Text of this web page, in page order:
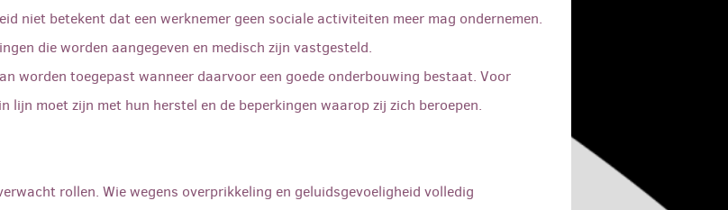
niet betekent dat een werknemer geen sociale activiteiten meer mag ondernemen.
die worden aangegeven en medisch zijn vastgesteld.
worden toegepast wanneer daarvoor een goede onderbouwing bestaat. Voor
lijn moet zijn met hun herstel en de beperkingen waarop zij zich beroepen.
rollen. Wie wegens overprikkeling en geluidsgevoeligheid volledig